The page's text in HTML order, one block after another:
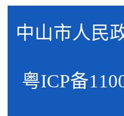
中山市人
粤ICP备